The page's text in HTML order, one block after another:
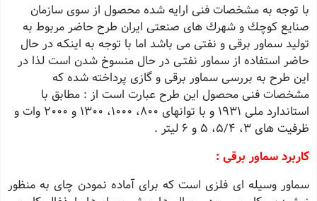
با توجه به مشخصات فنی ارایه شده محصول از سوی سازمان
صنایع كوچك و شهرك های صنعتی ایران طرح حاضر مربوط به
تولید سماور برقی و نفتی می باشد اما با توجه به اینكـه در حال
حاضر استفاده از سماور نفتـی در حال منسوخ شدن است لذا در
این طرح به بررسی سماور برقی و گازی پرداخته شده كه
مشخصات فنی محصول این طرح عبارت است از : مطابق با
استاندارد ملی ١٩٣١ و با توانهای ٨٠٠، ١٠٠٠، ١٣٠٠ و ٢٠٠٠ وات و
ظرفیت های ٣، ٥/٤، ٥ و ٦ لیتر .
کاربرد سماور برقی :
سماور وسیله ای فلزی است که برای آماده نمودن چای به منظور